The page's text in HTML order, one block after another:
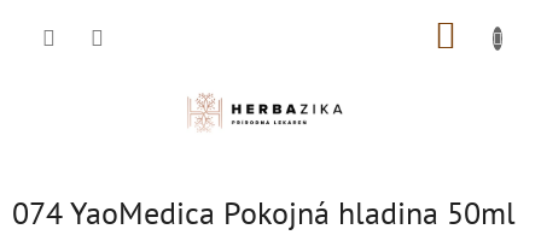
074 YaoMedica Pokojná hladina 50ml